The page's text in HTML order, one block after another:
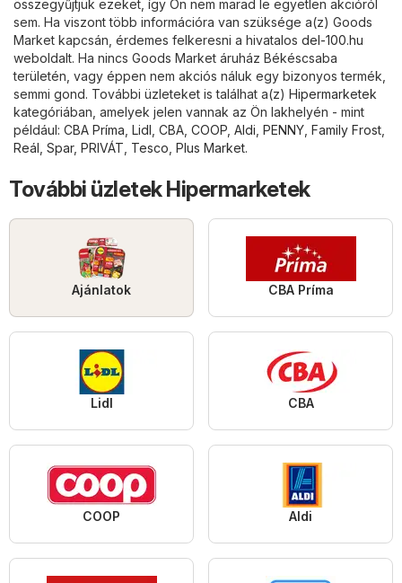
összegyűjtjük ezeket, így Ön nem marad le egyetlen akcióról
sem. Ha viszont több információra van szüksége a(z) Goods
Market kapcsán, érdemes felkeresni a hivatalos del-100.hu
weboldalt. Ha nincs Goods Market áruház Békéscsaba
területén, vagy éppen nem akciós náluk egy bizonyos termék,
semmi gond. További üzleteket is találhat a(z) Hipermarketek
kategóriában, amelyek jelen vannak az Ön lakhelyén - mint
például: CBA Príma Lidl CBA COOP Aldi PENNY Family Frost
Reál Spar, PRIVÁT Tesco Plus Market.
További üzletek Hipermarketek
Ajánlatok CBA Príma
Lidl CBA
COOP Aldi